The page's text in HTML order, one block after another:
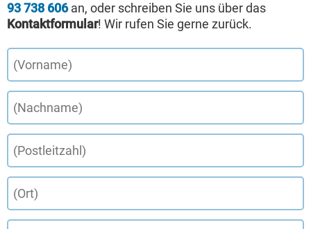
93 738 606an, oder schreiben Sie uns über das
Kontaktformular! Wir rufen Sie gerne zurück.